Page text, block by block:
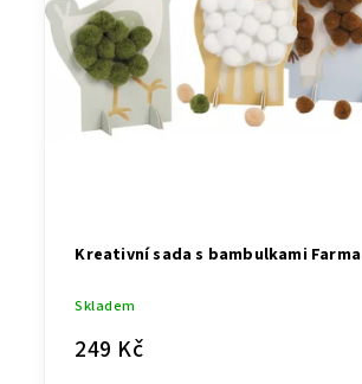
Kreativní sada s bambulkami Farma
Skladem
249 Kč